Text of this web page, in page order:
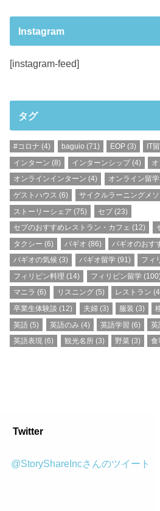
Instagram
[instagram-feed]
タグ
#コロナ (4) baguio (71) EOP(3) IT
インターン (8) インターンシップ(4)
オンラインインターン (4) オンライン留学
ゲストハウス (6) サイクルラーニングメ
ストーリーシェア (75) セブ(23)
セブのおすすめレストラン・カフェ (12)
タクシー (6) バギオ (86) バギオのおす
バギオの気候 (3) バギオ留学(91) フィ
フィリピン料理 (14) フィリピン留学
マニラ (6) リスニング(5) レストラン
卒業生体験談 (12) 夫婦(3) 服装 (3)
英語 (5) 英語のみ (4) 英語学習 (6) 英
英語表現 (6) 観光名所(3) 野菜(3) 食
Twitter
@StoryShareIncさんのツイート